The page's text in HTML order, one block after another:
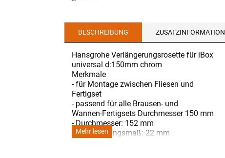
BESCHREIBUNG ZUSATZINFORMATION
Hansgrohe Verlängerungsrosette für iBox
universal d:150mm chrom
Merkmale
- für Montage zwischen Fliesen und
Fertigset
- passend für alle Brausen- und
Wannen-Fertigsets Durchmesser 150 mm
- Durchmesser: 152 mm
- Verlängerungsmaß: 22 mm
Mehr lesen